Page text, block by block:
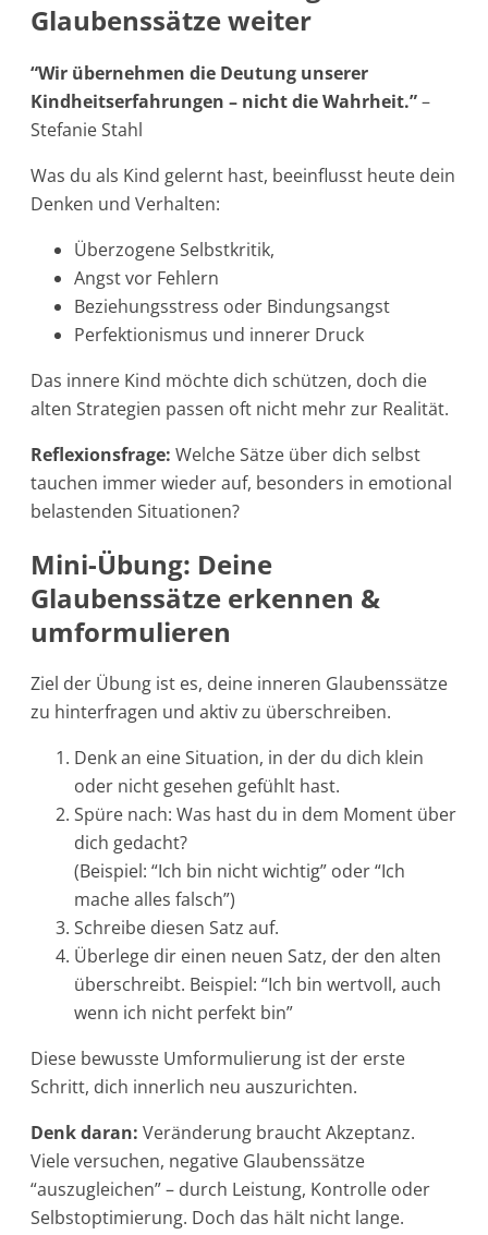
Glaubenssätze weiter
“Wir übernehmen die Deutung unserer
Kindheitserfahrungen – nicht die Wahrheit.”–
Stefanie Stahl
Was du als Kind gelernt hast, beeinflusst heute dein
Denken und Verhalten:
Überzogene Selbstkritik,
Angst vor Fehlern
Beziehungsstress oder Bindungsangst
Perfektionismus und innerer Druck
Das innere Kind möchte dich schützen, doch die
alten Strategien passen oft nicht mehr zur Realität.
Reflexionsfrage: Welche Sätze über dich selbst
tauchen immer wieder auf, besonders in emotional
belastenden Situationen?
Mini-Übung: Deine
Glaubenssätze erkennen &
umformulieren
Ziel der Übung ist es, deine inneren Glaubenssätze
zu hinterfragen und aktiv zu überschreiben.
Denk an eine Situation, in der du dich klein
oder nicht gesehen gefühlt hast.
Spüre nach: Was hast du in dem Moment über
dich gedacht?
(Beispiel: “Ich bin nicht wichtig” oder “Ich
mache alles falsch”)
Schreibe diesen Satz auf.
Überlege dir einen neuen Satz, der den alten
überschreibt. Beispiel: “Ich bin wertvoll, auch
wenn ich nicht perfekt bin”
Diese bewusste Umformulierung ist der erste
Schritt, dich innerlich neu auszurichten.
Denk daran: Veränderung braucht Akzeptanz.
Viele versuchen, negative Glaubenssätze
“auszugleichen” – durch Leistung, Kontrolle oder
Selbstoptimierung. Doch das hält nicht lange.